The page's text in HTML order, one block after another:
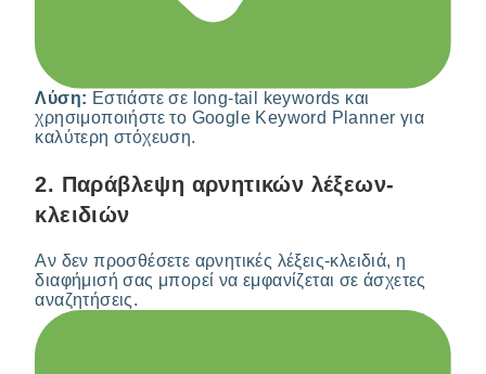
Λύση: Εστιάστε σε long-tail keywords και
χρησιμοποιήστε το Google Keyword Planner για
καλύτερη στόχευση.
2. Παράβλεψη αρνητικών λέξεων-
κλειδιών
Αν δεν προσθέσετε αρνητικές λέξεις-κλειδιά, η
διαφήμισή σας μπορεί να εμφανίζεται σε άσχετες
αναζητήσεις.